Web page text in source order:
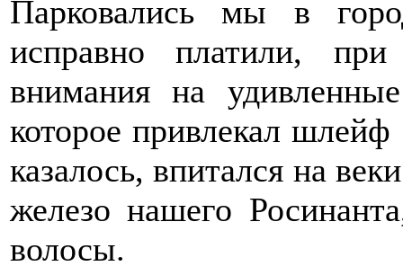
Парковались мы в
исправно платили,
внимания на
которое привлекал шлейф
казалось, впитался на
железо нашего
волосы.